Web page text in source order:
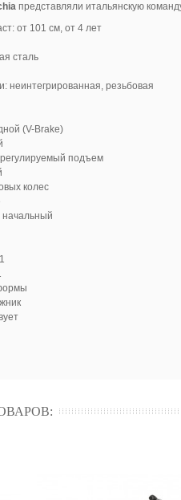
представляли итальянскую
от 101 см, от 4 лет
сталь
неинтегрированная, резьбовая
(V-Brake)
подъем
колес
начальный